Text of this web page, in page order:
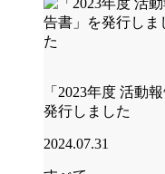
「2023年度 活動
発行しました
2024.07.31